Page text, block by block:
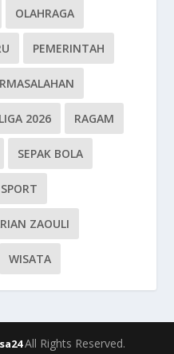
OLAHRAGA
PEMERINTAH
2026 RAGAM
SEPAK BOLA
SPORT
ZAOULI
WISATA
All Rights Reserved.